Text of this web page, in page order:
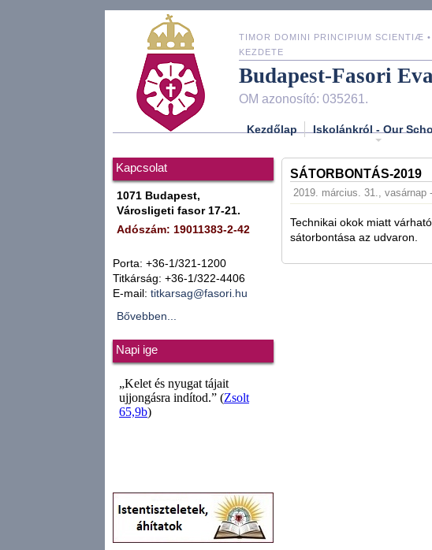
TIMOR DOMINI PRINCIPIUM SCIENTIÆ
KEZDETE
Budapest-Fasori
OM azonosító: 035261.
Kezdőlap Iskolánkról - Our
Kapcsolat
1071 Budapest,
Városligeti fasor 17-21.
Adószám: 19011383-2-42
Porta: +36-1/321-1200
Titkárság: +36-1/322-4406
E-mail: titkarsag@fasori.hu
Bővebben...
Napi ige
SÁTORBONTÁS-2019
2019. március. 31., vasárnap
Technikai okok miatt
sátorbontása az udvaron.